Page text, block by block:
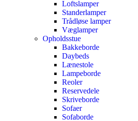
Loftslamper
Standerlamper
Trådløse lamper
Væglamper
Opholdsstue
Bakkeborde
Daybeds
Lænestole
Lampeborde
Reoler
Reservedele
Skriveborde
Sofaer
Sofaborde